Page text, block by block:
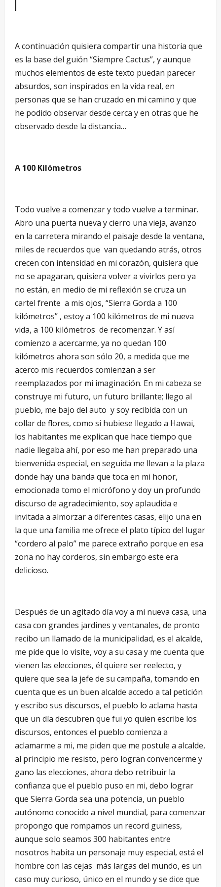
A continuación quisiera compartir una historia que
es la base del guión “Siempre Cactus”, y aunque
muchos elementos de este texto puedan parecer
absurdos, son inspirados en la vida real, en
personas que se han cruzado en mi camino y que
he podido observar desde cerca y en otras que he
observado desde la distancia…
A 100 Kilómetros
Todo vuelve a comenzar y todo vuelve a terminar.
Abro una puerta nueva y cierro una vieja, avanzo
en la carretera mirando el paisaje desde la ventana,
miles de recuerdos que van quedando atrás, otros
crecen con intensidad en mi corazón, quisiera que
no se apagaran, quisiera volver a vivirlos pero ya
no están, en medio de mi reflexión se cruza un
cartel frente a mis ojos, “Sierra Gorda a 100
kilómetros” , estoy a 100 kilómetros de mi nueva
vida, a 100 kilómetros de recomenzar. Y así
comienzo a acercarme, ya no quedan 100
kilómetros ahora son sólo 20, a medida que me
acerco mis recuerdos comienzan a ser
reemplazados por mi imaginación. En mi cabeza se
construye mi futuro, un futuro brillante; llego al
pueblo, me bajo del auto y soy recibida con un
collar de flores, como si hubiese llegado a Hawai,
los habitantes me explican que hace tiempo que
nadie llegaba ahí, por eso me han preparado una
bienvenida especial, en seguida me llevan a la plaza
donde hay una banda que toca en mi honor,
emocionada tomo el micrófono y doy un profundo
discurso de agradecimiento, soy aplaudida e
invitada a almorzar a diferentes casas, elijo una en
la que una familia me ofrece el plato típico del lugar
“cordero al palo” me parece extraño porque en esa
zona no hay corderos, sin embargo este era
delicioso.
Después de un agitado día voy a mi nueva casa, una
casa con grandes jardines y ventanales, de pronto
recibo un llamado de la municipalidad, es el alcalde,
me pide que lo visite, voy a su casa y me cuenta que
vienen las elecciones, él quiere ser reelecto, y
quiere que sea la jefe de su campaña, tomando en
cuenta que es un buen alcalde accedo a tal petición
y escribo sus discursos, el pueblo lo aclama hasta
que un día descubren que fui yo quien escribe los
discursos, entonces el pueblo comienza a
aclamarme a mi, me piden que me postule a alcalde,
al principio me resisto, pero logran convencerme y
gano las elecciones, ahora debo retribuir la
confianza que el pueblo puso en mi, debo lograr
que Sierra Gorda sea una potencia, un pueblo
autónomo conocido a nivel mundial, para comenzar
propongo que rompamos un record guiness,
aunque solo seamos 300 habitantes entre
nosotros habita un personaje muy especial, está el
hombre con las cejas más largas del mundo, es un
caso muy curioso, único en el mundo y se dice que